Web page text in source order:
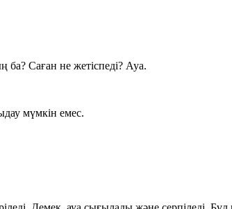
Саған не жетіспеді? Ауа.
мүмкін емес.